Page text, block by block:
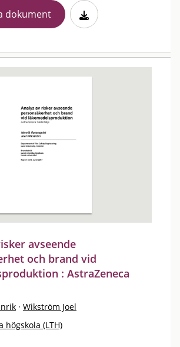
dokument
avseende
och brand vid
: AstraZeneca
· Wikström Joel
högskola (LTH)